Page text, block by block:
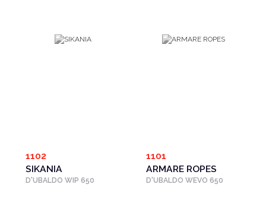
1102
SIKANIA
D'UBALDO WIP 650
1101
ARMARE ROPES
D'UBALDO WEVO 650